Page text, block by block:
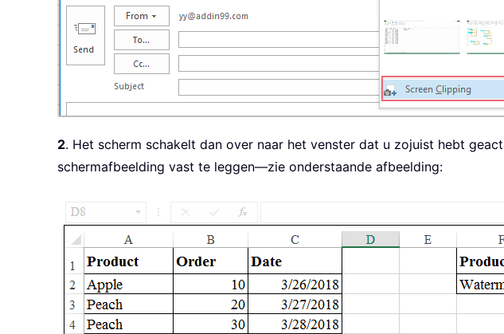
2. Het scherm schakelt dan over naar het venster dat u zojuist hebt
schermafbeelding vast te leggen—zie onderstaande afbeelding: